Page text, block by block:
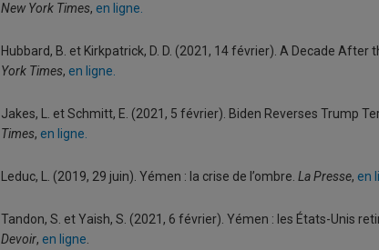
New York Times, en ligne.
Hubbard, B. et Kirkpatrick, D. D. (2021, 14 février). A Decade
York Times, en ligne.
Jakes, L. et Schmitt, E. (2021, 5 février). Biden Reverses Trump
Times, en ligne.
Leduc, L. (2019, 29 juin). Yémen : la crise de l’ombre. La Presse, en
Tandon, S. et Yaish, S. (2021, 6 février). Yémen : les États-Unis
Devoir, en ligne